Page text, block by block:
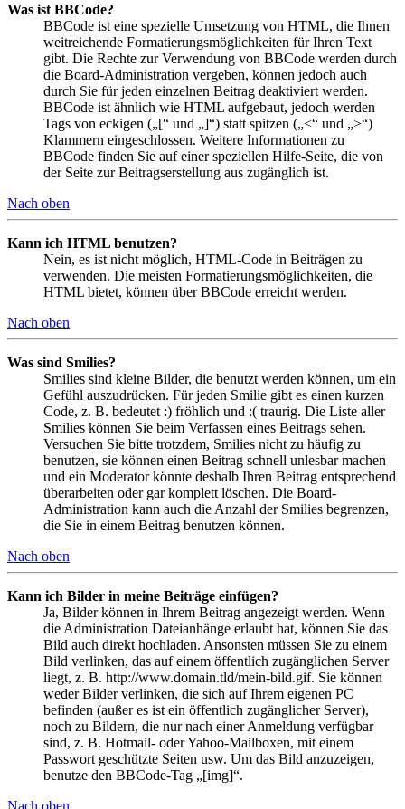
Was ist BBCode?
BBCode ist eine spezielle Umsetzung von HTML, die Ihnen
weitreichende Formatierungsmöglichkeiten für Ihren Text
gibt. Die Rechte zur Verwendung von BBCode werden durch
die Board-Administration vergeben, können jedoch auch
durch Sie für jeden einzelnen Beitrag deaktiviert werden.
BBCode ist ähnlich wie HTML aufgebaut, jedoch werden
Tags von eckigen („[“ und „]“) statt spitzen („<“ und „>“)
Klammern eingeschlossen. Weitere Informationen zu
BBCode finden Sie auf einer speziellen Hilfe-Seite, die von
der Seite zur Beitragserstellung aus zugänglich ist.
Nach oben
Kann ich HTML benutzen?
Nein, es ist nicht möglich, HTML-Code in Beiträgen zu
verwenden. Die meisten Formatierungsmöglichkeiten, die
HTML bietet, können über BBCode erreicht werden.
Nach oben
Was sind Smilies?
Smilies sind kleine Bilder, die benutzt werden können, um ein
Gefühl auszudrücken. Für jeden Smilie gibt es einen kurzen
Code, z. B. bedeutet :) fröhlich und :( traurig. Die Liste aller
Smilies können Sie beim Verfassen eines Beitrags sehen.
Versuchen Sie bitte trotzdem, Smilies nicht zu häufig zu
benutzen, sie können einen Beitrag schnell unlesbar machen
und ein Moderator könnte deshalb Ihren Beitrag entsprechend
überarbeiten oder gar komplett löschen. Die Board-
Administration kann auch die Anzahl der Smilies begrenzen,
die Sie in einem Beitrag benutzen können.
Nach oben
Kann ich Bilder in meine Beiträge einfügen?
Ja, Bilder können in Ihrem Beitrag angezeigt werden. Wenn
die Administration Dateianhänge erlaubt hat, können Sie das
Bild auch direkt hochladen. Ansonsten müssen Sie zu einem
Bild verlinken, das auf einem öffentlich zugänglichen Server
liegt, z. B. http://www.domain.tld/mein-bild.gif. Sie können
weder Bilder verlinken, die sich auf Ihrem eigenen PC
befinden (außer es ist ein öffentlich zugänglicher Server),
noch zu Bildern, die nur nach einer Anmeldung verfügbar
sind, z. B. Hotmail- oder Yahoo-Mailboxen, mit einem
Passwort geschützte Seiten usw. Um das Bild anzuzeigen,
benutze den BBCode-Tag „[img]“.
Nach oben